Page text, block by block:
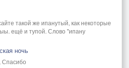
такой же ипанутый, как некоторые
ещё и тупой. Слово "ипану
ночь
Спасибо